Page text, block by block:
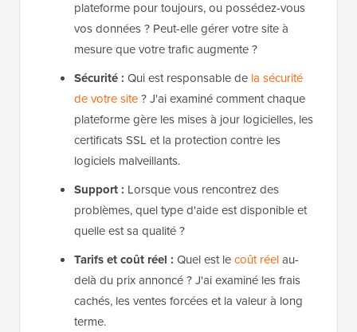
plateforme pour toujours, ou possédez-vous
vos données ? Peut-elle gérer votre site à
mesure que votre trafic augmente ?
Sécurité : Qui est responsable de la sécurité
de votre site? J'ai examiné comment chaque
plateforme gère les mises à jour logicielles, les
certificats SSL et la protection contre les
logiciels malveillants.
Support : Lorsque vous rencontrez des
problèmes, quel type d'aide est disponible et
quelle est sa qualité ?
Tarifs et coût réel : Quel est lecoût réelau-
delà du prix annoncé ? J'ai examiné les frais
cachés, les ventes forcées et la valeur à long
terme.